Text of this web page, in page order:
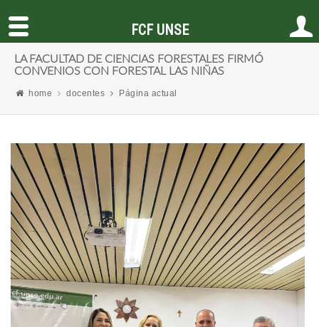
LA FACULTAD DE CIENCIAS FORESTALES FIRMÓ
CONVENIOS CON FORESTAL LAS NIÑAS
home docentes Página actual
FCF UNSE